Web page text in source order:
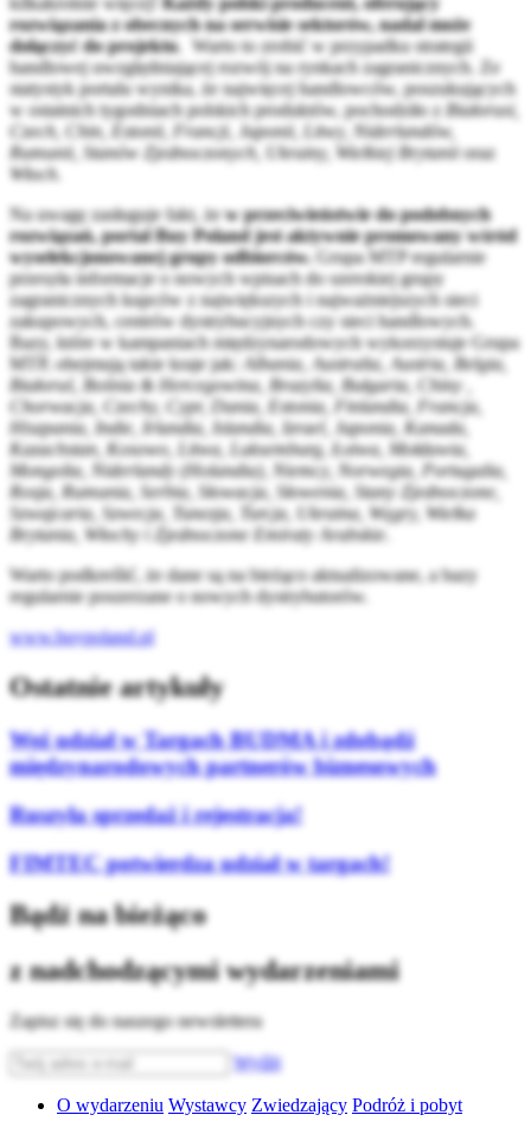
rozwiązania z obecnych na serwisie sektorów, nadal może
dołączyć do projektu. Warto to zrobić w przypadku strategii
handlowej uwzględniającej rozwój na rynkach zagranicznych. Ze
statystyk portalu wynika, że najwięcej handlowców, poszukujących
w ostatnich tygodniach polskich produktów, pochodziło z Białorusi,
Czech, Chin, Estonii, Francji, Japonii, Litwy, Niderlandów,
Rumunii, Stanów Zjednoczonych, Ukrainy, Wielkiej Brytaniioraz
Włoch.
Na uwagę zasługuje fakt, żew przeciwieństwie do podobnych
rozwiązań, portal Buy Poland jest aktywnie promowany wśród
wyselekcjonowanej grupy odbiorców. Grupa MTP regularnie
przesyła informacje o nowych wpisach do szerokiej grupy
zagranicznych kupców z największych i najważniejszych sieci
zakupowych, centrów dystrybucyjnych czy sieci handlowych.
Bazy, które w kampaniach międzynarodowych wykorzystuje Grupa
MTP, obejmują takie kraje jak: Albania, Australia, Austria, Belgia,
Białoruś, Bośnia & Hercegowina, Brazylia, Bułgaria, Chiny ,
Chorwacja, Czechy, Cypr, Dania, Estonia, Finlandia, Francja,
Hiszpania, Indie, Irlandia, Islandia, Izrael, Japonia, Kanada,
Kazachstan, Kosowo, Litwa, Luksemburg, Łotwa, Mołdawia,
Mongolia, Niderlandy (Holandia), Niemcy, Norwegia, Portugalia,
Rosja, Rumunia, Serbia, Słowacja, Słowenia, Stany Zjednoczone,
Szwajcaria, Szwecja, Tunezja, Turcja, Ukraina, Węgry, Wielka
Brytania, Włochy i Zjednoczone Emiraty Arabskie
Warto podkreślić, że dane są na bieżąco aktualizowane, a bazy
regularnie poszerzane o nowych dystrybutorów.
www.buypoland.pl
Ostatnie artykuły
Weź udział w Targach BUDMA i zdobądź
międzynarodowych partnerów biznesowych
Ruszyła sprzedaż i rejestracja!
FIMTEC potwierdza udział w targach!
Bądź na bieżąco
z nadchodzącymi wydarzeniami
Zapisz się do naszego newslettera
Wyślij
O wydarzeniu Wystawcy Zwiedzający Podróż i pobyt